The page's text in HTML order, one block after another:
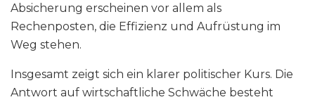
Absicherung erscheinen vor allem als
Rechenposten, die Effizienz und Aufrüstung im
Weg stehen.
Insgesamt zeigt sich ein klarer politischer Kurs. Die
Antwort auf wirtschaftliche Schwäche besteht